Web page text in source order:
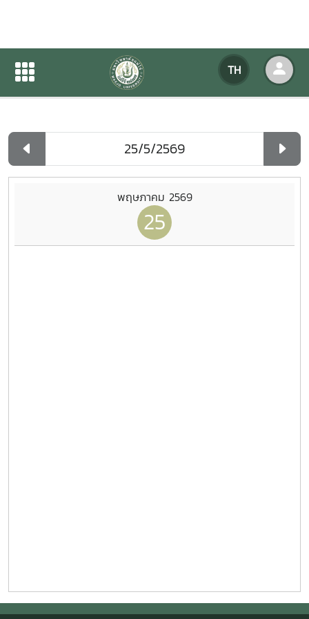
TH
ปฏิทินกิจกรรมของหน่วยงาน
ปฏิทินกิจกรรมของหน่วยงาน
พฤษภาคม 2569
25